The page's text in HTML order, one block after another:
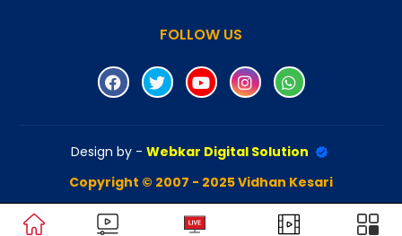
FOLLOW US
Design by - Webkar Digital Solution
Copyright © 2007 - 2025 Vidhan Kesari